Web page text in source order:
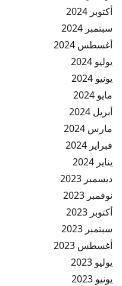
أكتوبر 2024
سبتمبر 2024
أغسطس 2024
يوليو 2024
يونيو 2024
مايو 2024
أبريل 2024
مارس 2024
فبراير 2024
يناير 2024
ديسمبر 2023
نوفمبر 2023
أكتوبر 2023
سبتمبر 2023
أغسطس 2023
يوليو 2023
يونيو 2023